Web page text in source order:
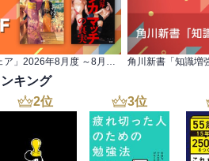
宝島社「マンスリーフェア」2026年8月度 ～8月は「ノンフィクション作品」「投資関連本」～ 角川新書「知識増
キング
2位 3位